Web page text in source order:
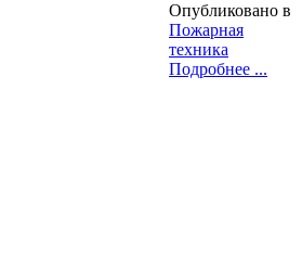
Опубликовано в
Пожарная
техника
Подробнее ...